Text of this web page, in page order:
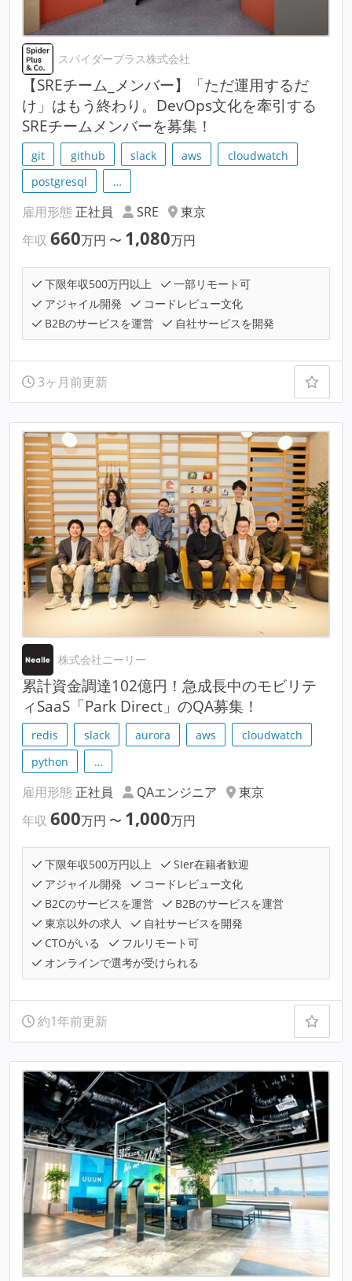
スパイダープラス株式会社
【SREチーム_メンバー】「ただ運用するだ
け」はもう終わり。DevOps文化を牽引する
SREチームメンバーを募集！
git github slack aws
cloudwatch
postgresql
…
雇用形態 正社員 SRE
東京
年収 660万円 〜 1,080万円
下限年収500万円以上
一部リモート可
アジャイル開発
コードレビュー文化
B2Bのサービスを運営
自社サービスを開発
3ヶ月前更新
株式会社ニーリー
累計資金調達102億円！急成長中のモビリテ
ィSaaS「Park Direct」のQA募集！
redis slack aurora aws
cloudwatch
python
…
雇用形態 正社員 QAエンジニア
東京
年収 600万円 〜 1,000万円
下限年収500万円以上
SIer在籍者歓迎
アジャイル開発
コードレビュー文化
B2Cのサービスを運営
B2Bのサービスを運営
東京以外の求人
自社サービスを開発
CTOがいる
フルリモート可
オンラインで選考が受けられる
約1年前更新